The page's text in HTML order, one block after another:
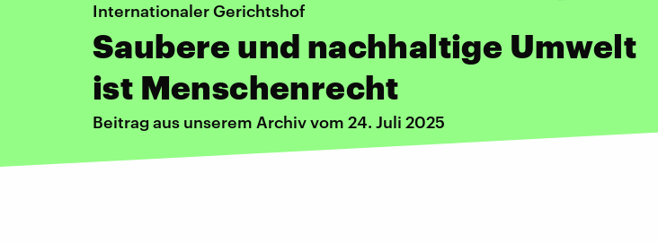
Internationaler Gerichtshof
Saubere und nachhaltige Umwelt
ist Menschenrecht
Beitrag aus unserem Archiv vom 24. Juli 2025